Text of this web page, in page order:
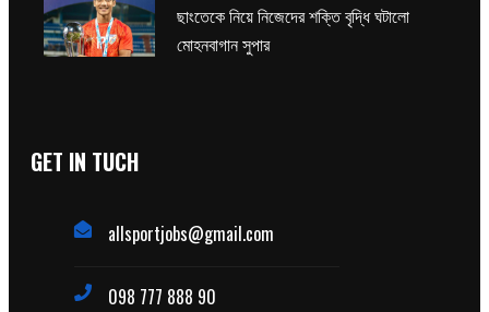
ছাংতেকে নিয়ে নিজেদের শক্তি বৃদ্ধি ঘটালো
মোহনবাগান সুপার
GET IN TUCH
allsportjobs@gmail.com
098 777 888 90